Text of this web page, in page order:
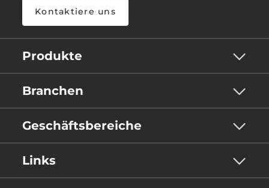
Kontaktiere uns
Produkte
Branchen
Geschäftsbereiche
Links